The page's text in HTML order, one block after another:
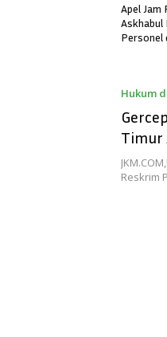
Adat
Hukum
Timur
Motor
Reskrim